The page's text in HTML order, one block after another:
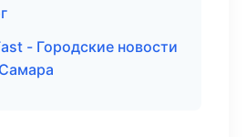
- Городские новости